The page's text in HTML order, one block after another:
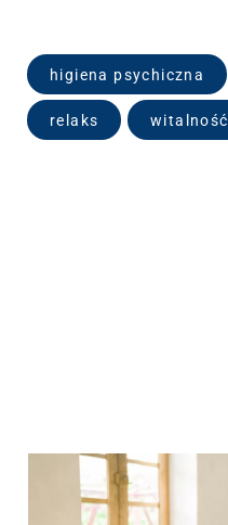
higiena psychiczna
relaks witalność